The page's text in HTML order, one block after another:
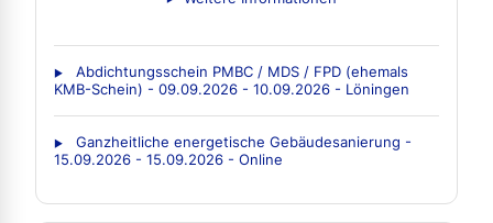
Abdichtungsschein PMBC / MDS / FPD (ehemals
KMB-Schein) - 09.09.2026 - 10.09.2026 - Löningen
Ganzheitliche energetische Gebäudesanierung -
15.09.2026 - 15.09.2026 - Online